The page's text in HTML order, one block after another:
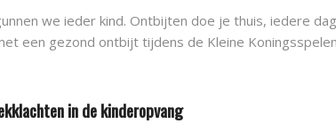
we ieder kind. Ontbijten doe je thuis, iedere
een gezond ontbijt tijdens de Kleine
in de kinderopvang